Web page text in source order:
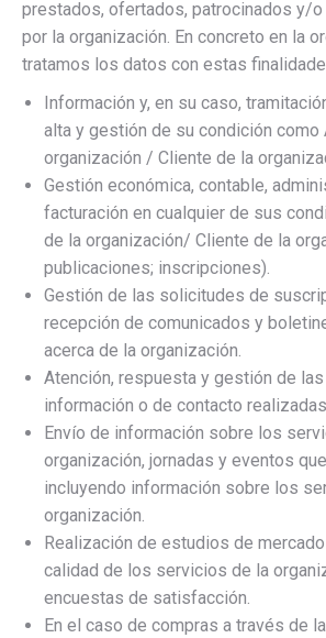
prestados, ofertados, patrocinados y/
por la organización. En concreto en la
tratamos los datos con estas
Información y, en su caso,
alta y gestión de su condición como
organización / Cliente de la
Gestión económica, contable,
facturación en cualquier de sus
de la organización/ Cliente de la
publicaciones; inscripciones).
Gestión de las solicitudes de
recepción de comunicados y
acerca de la organización.
Atención, respuesta y gestión de
información o de contacto
Envío de información sobre los
organización, jornadas y eventos
incluyendo información sobre los
organización.
Realización de estudios de
calidad de los servicios de la
encuestas de satisfacción.
En el caso de compras a través de